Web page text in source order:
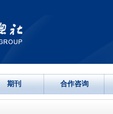
期刊 合作咨询